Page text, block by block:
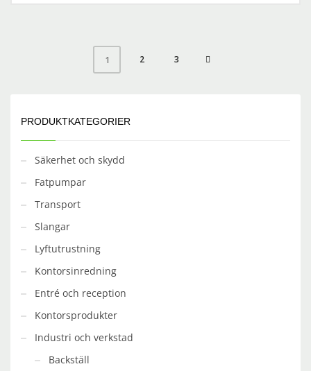
1 2 3
PRODUKTKATEGORIER
Säkerhet och skydd
Fatpumpar
Transport
Slangar
Lyftutrustning
Kontorsinredning
Entré och reception
Kontorsprodukter
Industri och verkstad
Backställ